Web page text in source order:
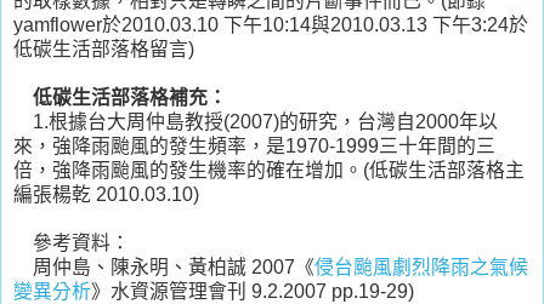
yamflower於2010.03.10 下午10:14與2010.03.13 下午3:24於
低碳生活部落格留言)
低碳生活部落格補充：
1.根據台大周仲島教授(2007)的研究，台灣自2000年以
來，強降雨颱風的發生頻率，是1970-1999三十年間的三
倍，強降雨颱風的發生機率的確在增加。(低碳生活部落格主
編張楊乾 2010.03.10)
參考資料：
周仲島、陳永明、黃柏誠 2007《侵台颱風劇烈降雨之氣候
變異分析》水資源管理會刊 9.2.2007 pp.19-29)